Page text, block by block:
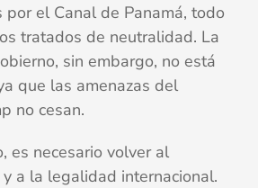
por el Canal de Panamá, todo
tratados de neutralidad. La
sin embargo, no está
que las amenazas del
no cesan.
es necesario volver al
a la legalidad internacional.